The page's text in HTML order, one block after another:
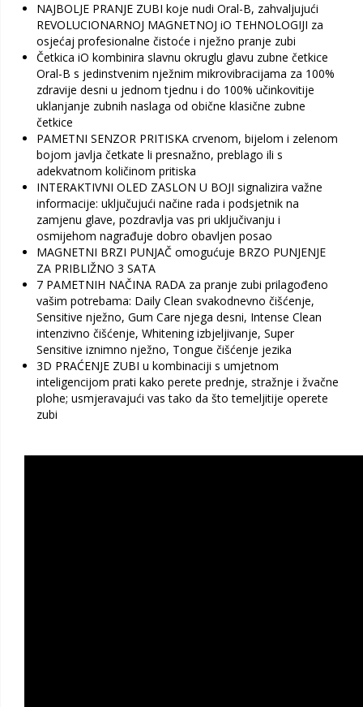
NAJBOLJE PRANJE ZUBI koje nudi Oral-B, zahvaljujući
REVOLUCIONARNOJ MAGNETNOJ iO TEHNOLOGIJI za
osjećaj profesionalne čistoće i nježno pranje zubi
Četkica iO kombinira slavnu okruglu glavu zubne četkice
Oral-B s jedinstvenim nježnim mikrovibracijama za 100%
zdravije desni u jednom tjednu i do 100% učinkovitije
uklanjanje zubnih naslaga od obične klasične zubne
četkice
PAMETNI SENZOR PRITISKA crvenom, bijelom i zelenom
bojom javlja četkate li presnažno, preblago ili s
adekvatnom količinom pritiska
INTERAKTIVNI OLED ZASLON U BOJI signalizira važne
informacije: uključujući načine rada i podsjetnik na
zamjenu glave, pozdravlja vas pri uključivanju i
osmijehom nagrađuje dobro obavljen posao
MAGNETNI BRZI PUNJAČ omogućuje BRZO PUNJENJE
ZA PRIBLIŽNO 3 SATA
7 PAMETNIH NAČINA RADA za pranje zubi prilagođeno
vašim potrebama: Daily Clean svakodnevno čišćenje,
Sensitive nježno, Gum Care njega desni, Intense Clean
intenzivno čišćenje, Whitening izbjeljivanje, Super
Sensitive iznimno nježno, Tongue čišćenje jezika
3D PRAĆENJE ZUBI u kombinaciji s umjetnom
inteligencijom prati kako perete prednje, stražnje i žvačne
plohe; usmjeravajući vas tako da što temeljitije operete
zubi